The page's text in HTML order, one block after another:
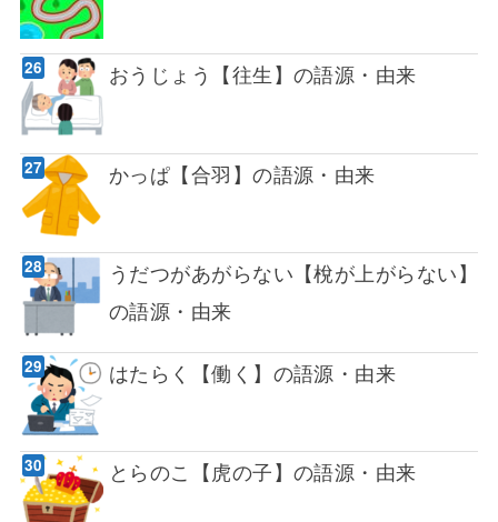
おうじょう【往生】の語源・由来
かっぱ【合羽】の語源・由来
うだつがあがらない【梲が上がらない】
の語源・由来
はたらく【働く】の語源・由来
とらのこ【虎の子】の語源・由来